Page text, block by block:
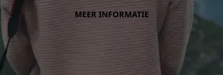
MEER INFORMATIE